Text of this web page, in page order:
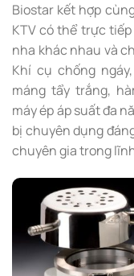
Biostar kết hợp
KTV có thể trực
nha khác nhau và
Khí cụ chống
máng tẩy trắng,
máy ép áp suất đa
bị chuyên dụng
chuyên gia trong